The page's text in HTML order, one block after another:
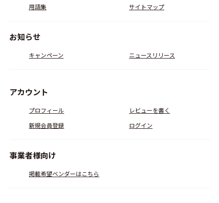
用語集
サイトマップ
お知らせ
キャンペーン ニュースリリース
アカウント
プロフィール
レビューを書く
新規会員登録
ログイン
事業者様向け
掲載希望ベンダーはこちら